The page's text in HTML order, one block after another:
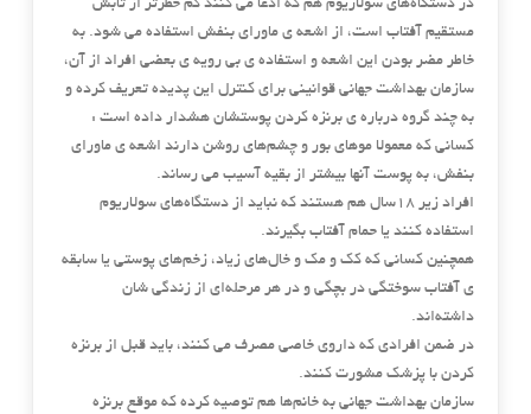
در دستگاه‌های سولاریوم هم که ادعا می ‌کنند کم‌ خطرتر از تابش
مستقیم آفتاب است، از اشعه ی ماورای بنفش استفاده می‌ شود. به
خاطر مضر بودن این اشعه و استفاده ی بی‌ رویه ی بعضی افراد از آن،
سازمان بهداشت جهانی قوانینی برای کنترل این پدیده تعریف کرده و
به چند گروه درباره ی برنزه کردن پوستشان هشدار داده است :
کسانی که معمولا موهای بور و چشم‌های روشن دارند اشعه ی ماورای
بنفش، به پوست آنها بیشتر از بقیه آسیب می ‌رساند.
افراد زیر ۱۸سال هم هستند که نباید از دستگاه‌های سولاریوم
استفاده کنند یا حمام آفتاب بگیرند.
همچنین کسانی که کک و مک و خال‌های زیاد، زخم‌های پوستی یا سابقه
ی آفتاب سوختگی در بچگی و در هر مرحله‌ای از زندگی ‌شان
داشته‌اند.
در ضمن افرادی که داروی خاصی مصرف می ‌کنند، باید قبل از برنزه
کردن با پزشک مشورت کنند.
سازمان بهداشت جهانی به خانم‌ها هم توصیه کرده که موقع برنزه